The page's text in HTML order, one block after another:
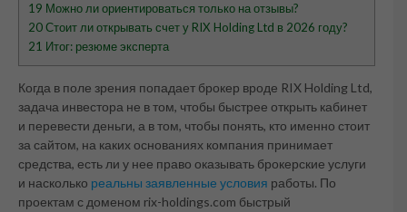
19 Можно ли ориентироваться только на отзывы?
20Стоит ли открывать счет у RIX Holding Ltd в 2026 году?
21 Итог: резюме эксперта
Когда в поле зрения попадает брокер вроде RIX Holding Ltd,
задача инвестора не в том, чтобы быстрее открыть кабинет
и перевести деньги, а в том, чтобы понять, кто именно стоит
за сайтом, на каких основаниях компания принимает
средства, есть ли у нее право оказывать брокерские услуги
и насколько реальны заявленные условия работы. По
проектам с доменом rix-holdings.com быстрый